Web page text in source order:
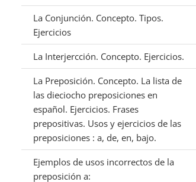
La Conjunción. Concepto. Tipos.
Ejercicios
La Interjercción. Concepto. Ejercicios.
La Preposición. Concepto. La lista de
las dieciocho preposiciones en
español. Ejercicios. Frases
prepositivas. Usos y ejercicios de las
preposiciones : a, de, en, bajo.
Ejemplos de usos incorrectos de la
preposición a: